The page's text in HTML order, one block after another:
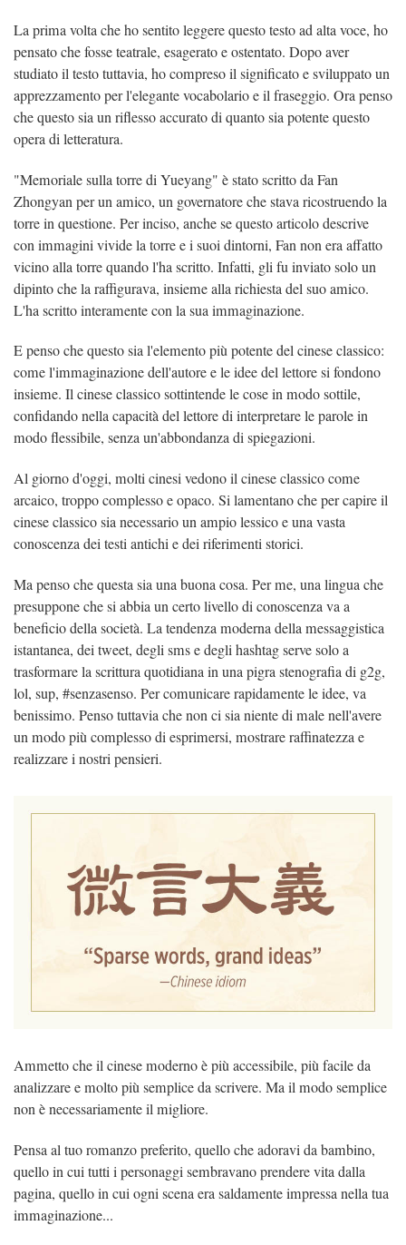
La prima volta che ho sentito leggere questo testo ad alta voce, ho
pensato che fosse teatrale, esagerato e ostentato. Dopo aver
studiato il testo tuttavia, ho compreso il significato e sviluppato un
apprezzamento per l'elegante vocabolario e il fraseggio. Ora penso
che questo sia un riflesso accurato di quanto sia potente questo
opera di letteratura.
"Memoriale sulla torre di Yueyang" è stato scritto da Fan
Zhongyan per un amico, un governatore che stava ricostruendo la
torre in questione. Per inciso, anche se questo articolo descrive
con immagini vivide la torre e i suoi dintorni, Fan non era affatto
vicino alla torre quando l'ha scritto. Infatti, gli fu inviato solo un
dipinto che la raffigurava, insieme alla richiesta del suo amico.
L'ha scritto interamente con la sua immaginazione.
E penso che questo sia l'elemento più potente del cinese classico:
come l'immaginazione dell'autore e le idee del lettore si fondono
insieme. Il cinese classico sottintende le cose in modo sottile,
confidando nella capacità del lettore di interpretare le parole in
modo flessibile, senza un'abbondanza di spiegazioni.
Al giorno d'oggi, molti cinesi vedono il cinese classico come
arcaico, troppo complesso e opaco. Si lamentano che per capire il
cinese classico sia necessario un ampio lessico e una vasta
conoscenza dei testi antichi e dei riferimenti storici.
Ma penso che questa sia una buona cosa. Per me, una lingua che
presuppone che si abbia un certo livello di conoscenza va a
beneficio della società. La tendenza moderna della messaggistica
istantanea, dei tweet, degli sms e degli hashtag serve solo a
trasformare la scrittura quotidiana in una pigra stenografia di g2g,
lol, sup, #senzasenso. Per comunicare rapidamente le idee, va
benissimo. Penso tuttavia che non ci sia niente di male nell'avere
un modo più complesso di esprimersi, mostrare raffinatezza e
realizzare i nostri pensieri.
Ammetto che il cinese moderno è più accessibile, più facile da
analizzare e molto più semplice da scrivere. Ma il modo semplice
non è necessariamente il migliore.
Pensa al tuo romanzo preferito, quello che adoravi da bambino,
quello in cui tutti i personaggi sembravano prendere vita dalla
pagina, quello in cui ogni scena era saldamente impressa nella tua
immaginazione...